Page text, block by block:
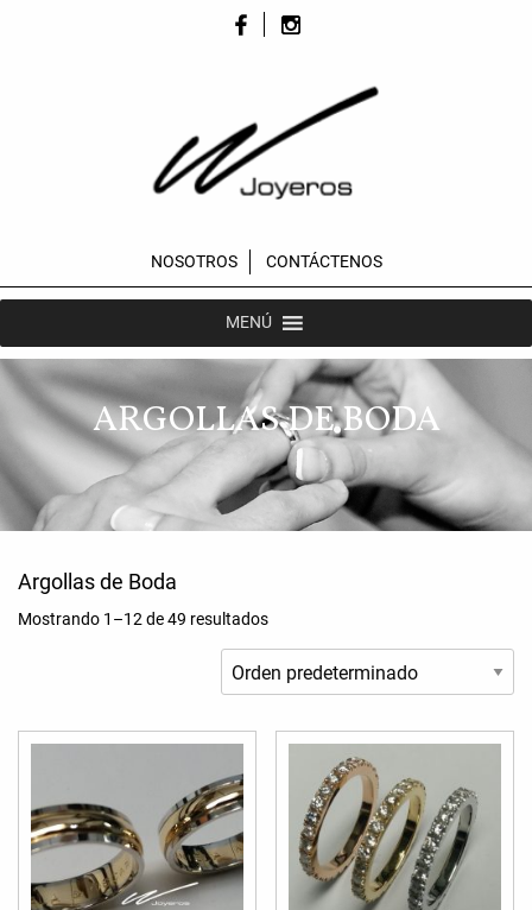
NOSOTROS CONTÁCTENOS
MENÚ
ARGOLLAS DE BODA
Argollas de Boda
Mostrando 1–12 de 49 resultados